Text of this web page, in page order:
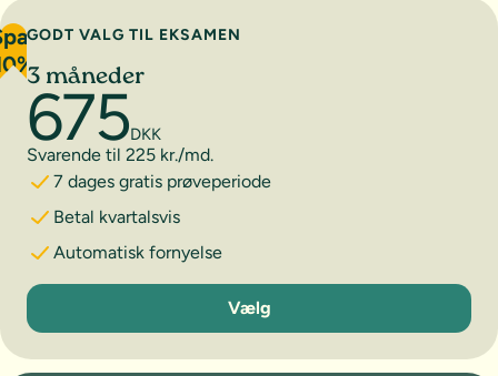
GODT VALG TIL EKSAMEN
3 måneder
675DKK
Svarende til 225 kr./md.
7 dages gratis prøveperiode
Betal kvartalsvis
Automatisk fornyelse
3 måneder
Vælg